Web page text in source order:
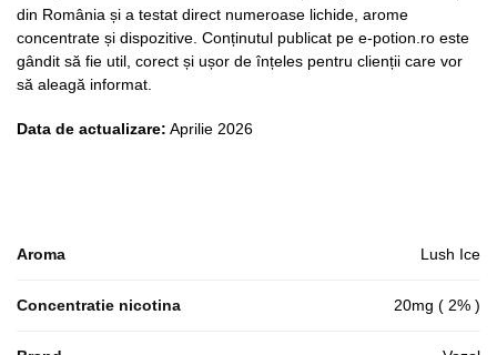
din România și a testat direct numeroase lichide, arome
concentrate și dispozitive. Conținutul publicat pe e-potion.ro este
gândit să fie util, corect și ușor de înțeles pentru clienții care vor
să aleagă informat.
Data de actualizare: Aprilie 2026
Aroma Lush Ice
Concentratie nicotina 20mg ( 2% )